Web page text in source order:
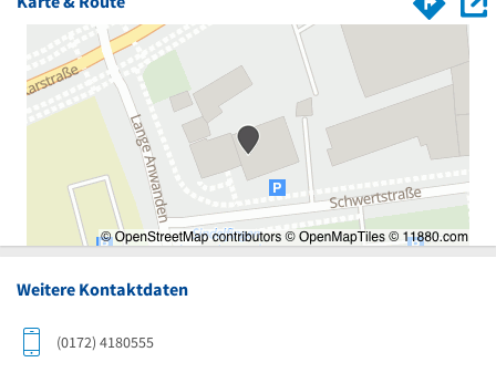
Weitere Kontaktdaten
(0172) 4180555